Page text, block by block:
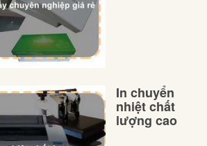
In chuyển
nhiệt chất
lượng cao